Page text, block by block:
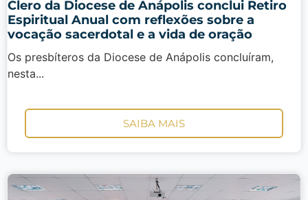
Clero da Diocese de Anápolis conclui Retiro
Espiritual Anual com reflexões sobre a
vocação sacerdotal e a vida de oração
Os presbíteros da Diocese de Anápolis concluíram,
nesta...
SAIBA MAIS